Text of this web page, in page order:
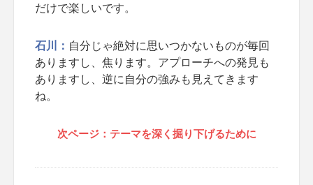
だけで楽しいです。
石川： 自分じゃ絶対に思いつかないものが毎回
ありますし、焦ります。アプローチへの発見も
ありますし、逆に自分の強みも見えてきます
ね。
次ページ：テーマを深く掘り下げるために